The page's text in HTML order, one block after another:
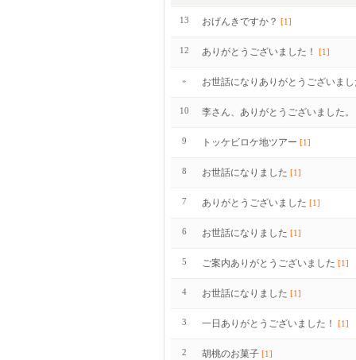
13 おげんきですか？ [1]
12 ありがとうございました！ [1]
» お世話になりありがとうございま
10 李さん、ありがとうございました。
9 トッケビロケ地ツアー [1]
8 お世話になりました [1]
7 ありがとうございました [1]
6 お世話になりました [1]
5 ご案内ありがとうございました [1]
4 お世話になりました [1]
3 一日ありがとうございました！ [1]
2 胡桃のお菓子 [1]